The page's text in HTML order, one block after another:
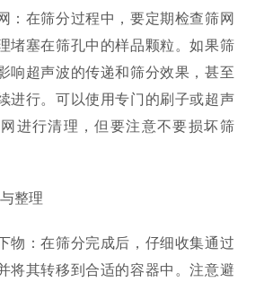
在筛分过程中，要定期检查筛网
堵塞在筛孔中的样品颗粒。如果筛
响超声波的传递和筛分效果，甚至
进行。可以使用专门的刷子或超声
进行清理，但要注意不要损坏筛
整理
：在筛分完成后，仔细收集通过
将其转移到合适的容器中。注意避